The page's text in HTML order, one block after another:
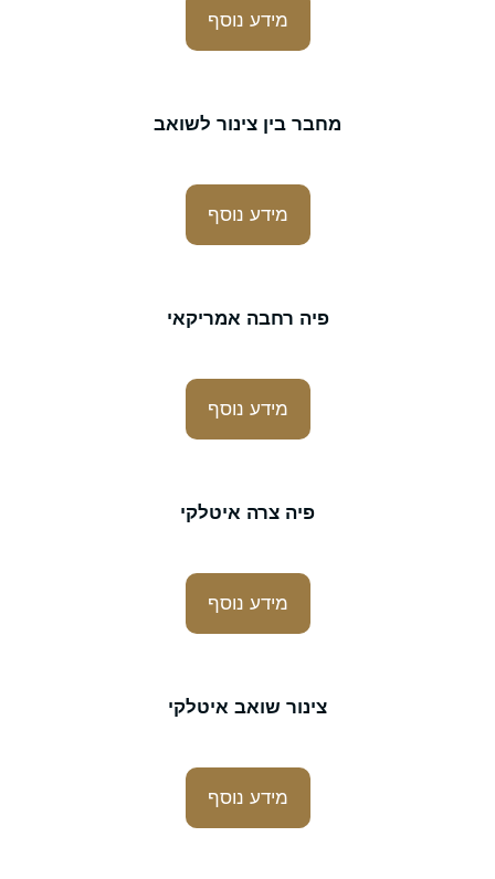
מידע נוסף
מחבר בין צינור לשואב
מידע נוסף
פיה רחבה אמריקאי
מידע נוסף
פיה צרה איטלקי
מידע נוסף
צינור שואב איטלקי
מידע נוסף